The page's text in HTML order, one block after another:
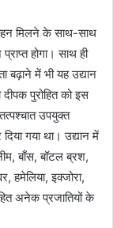
मिलने के साथ-साथ
होगा। साथ ही
में भी यह उद्यान
दीपक पुरोहित को इस
उपयुक्त
गया था। उद्यान में
बाँस, बॉटल ब्रश,
हमेलिया, इक्जोरा,
अनेक प्रजातियों के